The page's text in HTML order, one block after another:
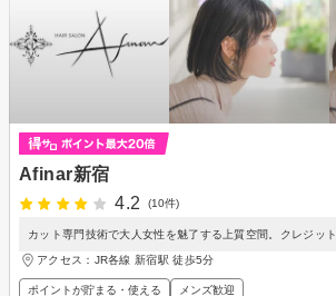
Afinar新宿
4.2
(10件)
カット専門技術で大人女性を魅了する上質空間。クレジッ
アクセス：JR各線 新宿駅 徒歩5分
ポイントが貯まる・使える メンズ歓迎